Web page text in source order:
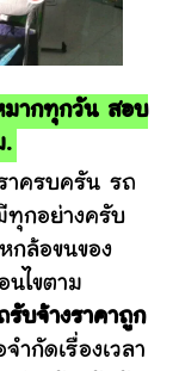
มากทุกวัน สอบ
.
รบครัน รถ
ทุกอย่างครับ
กล้อขนของ
นไขตาม
รับจ้างราคาถูก
ำกัดเรื่องเวลา